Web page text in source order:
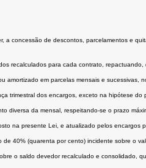
concessão de descontos, parcelamentos e
recalculados para cada contrato,
em parcelas mensais e
trimestral dos encargos, exceto na hipótese do
diversa da mensal, respeitando-se o prazo
na presente Lei, e atualizado pelos encargos
40% (quarenta por cento) incidente sobre o
o saldo devedor recalculado e consolidado,